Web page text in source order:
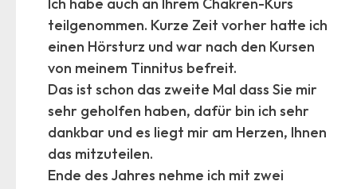
teilgenommen. Kurze Zeit vorher hatte ich
einen Hörsturz und war nach den Kursen
von meinem Tinnitus befreit.
Das ist schon das zweite Mal dass Sie mir
sehr geholfen haben, dafür bin ich sehr
dankbar und es liegt mir am Herzen, Ihnen
das mitzuteilen.
Ende des Jahres nehme ich mit zwei